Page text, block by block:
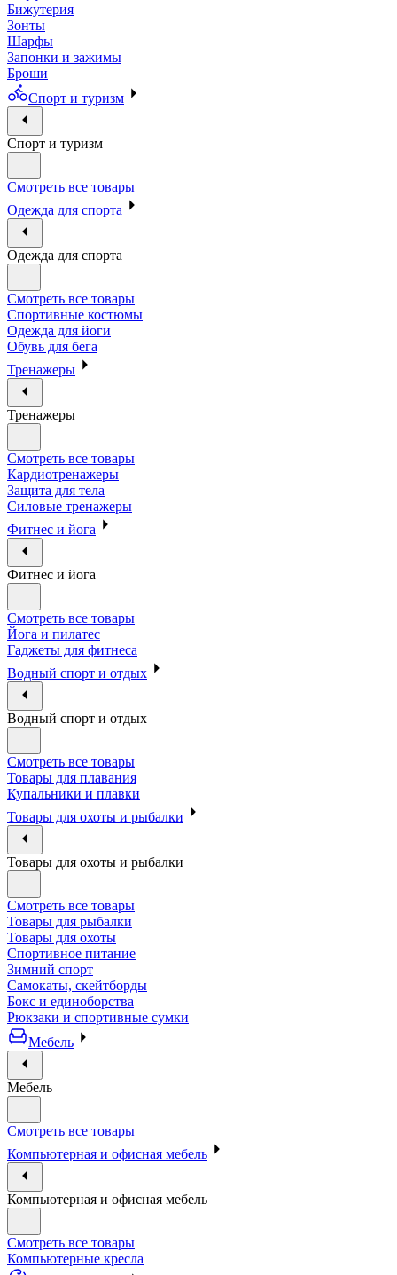
Бижутерия
Зонты
Шарфы
Запонки и зажимы
Броши
Спорт и туризм
Спорт и туризм
Смотреть все товары
Одежда для спорта
Одежда для спорта
Смотреть все товары
Спортивные костюмы
Одежда для йоги
Обувь для бега
Тренажеры
Тренажеры
Смотреть все товары
Кардиотренажеры
Защита для тела
Силовые тренажеры
Фитнес и йога
Фитнес и йога
Смотреть все товары
Йога и пилатес
Гаджеты для фитнеса
Водный спорт и отдых
Водный спорт и отдых
Смотреть все товары
Товары для плавания
Купальники и плавки
Товары для охоты и рыбалки
Товары для охоты и рыбалки
Смотреть все товары
Товары для рыбалки
Товары для охоты
Спортивное питание
Зимний спорт
Самокаты, скейтборды
Бокс и единоборства
Рюкзаки и спортивные сумки
Мебель
Мебель
Смотреть все товары
Компьютерная и офисная мебель
Компьютерная и офисная мебель
Смотреть все товары
Компьютерные кресла